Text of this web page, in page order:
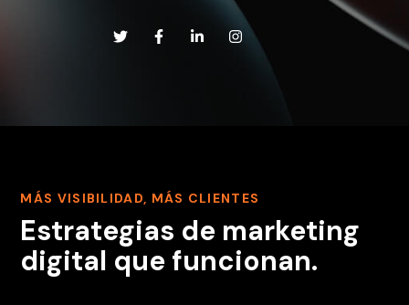
MÁS VISIBILIDAD, MÁS CLIENTES
Estrategias de marketing
digital que funcionan.